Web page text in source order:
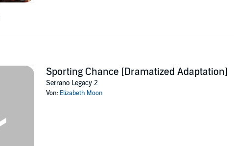
Sporting Chance [Dramatized Adaptation]
Serrano Legacy 2
Von: Elizabeth Moon